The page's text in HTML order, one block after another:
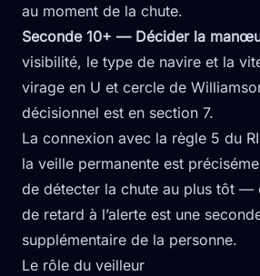
au moment de la chute.
Seconde 10+ — Décider la
visibilité, le type de navire et la
virage en U et cercle de
décisionnel est en section 7.
La connexion avec la règle 5 du
la veille permanente est
de détecter la chute au plus tôt —
de retard à l’alerte est une
supplémentaire de la personne.
Le rôle du veilleur